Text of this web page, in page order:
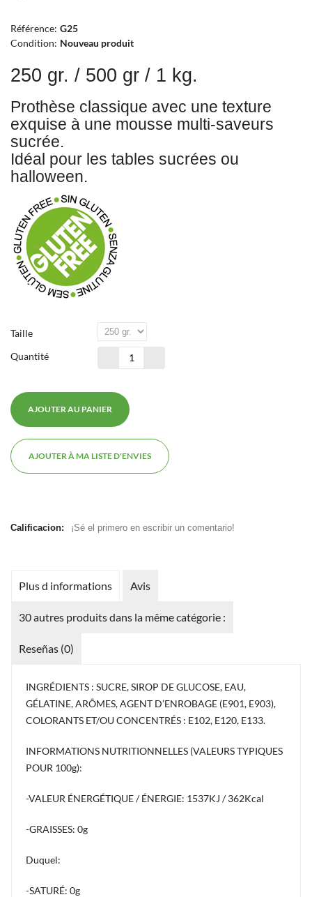
Référence: G25
Condition: Nouveau produit
250 gr. / 500 gr / 1 kg.
Prothèse classique avec une texture
exquise à une mousse multi-saveurs
sucrée.
Idéal pour les tables sucrées ou
halloween.
Taille
Quantité
AJOUTER AU PANIER
AJOUTER À MA LISTE D'ENVIES
Calificacion: ¡Sé el primero en escribir un comentario!
Plus d informations Avis
30 autres produits dans la même catégorie :
Reseñas (0)
INGRÉDIENTS : SUCRE, SIROP DE GLUCOSE, EAU,
GÉLATINE, ARÔMES, AGENT D’ENROBAGE (E901, E903),
COLORANTS ET/OU CONCENTRÉS : E102, E120, E133.
INFORMATIONS NUTRITIONNELLES (VALEURS TYPIQUES
POUR 100g):
-VALEUR ÉNERGÉTIQUE / ÉNERGIE: 1537KJ / 362Kcal
-GRAISSES: 0g
Duquel:
-SATURÉ: 0g